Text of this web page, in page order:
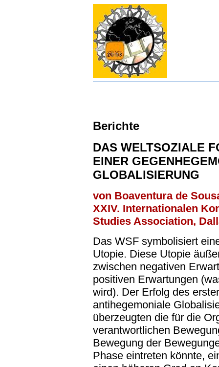
Berichte
DAS WELTSOZIALE
EINER
GLOBALISIERUNG
von Boaventura de
XXIV. Internationalen
Studies Association,
Das WSF symbolisiert
Utopie. Diese Utopie
zwischen negativen
positiven Erwartungen
wird). Der Erfolg des
antihegemoniale
überzeugten die für die
verantwortlichen
Bewegung der
Phase eintreten könnte,